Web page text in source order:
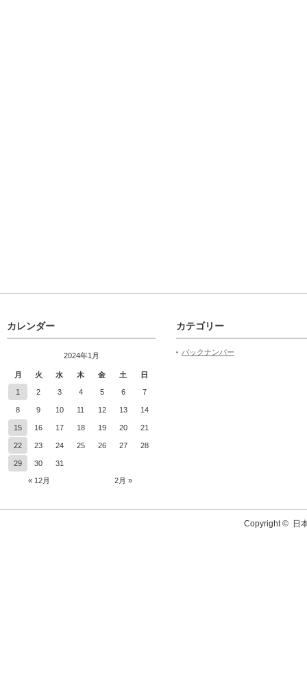
カレンダー
2024年1月
月 火 水 木 金 土 日
« 12月 2月 »
1 2 3 4 5 6 7
8 9 10 11 12 13 14
15 16 17 18 19 20 21
22 23 24 25 26 27 28
29 30 31
カテゴリー
バックナンバー
Copyright © 日